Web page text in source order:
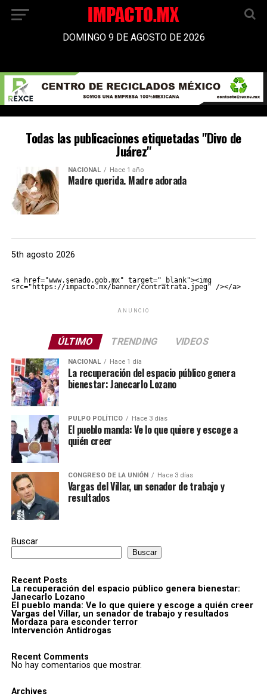
DOMINGO 9 DE AGOSTO DE 2026
Todas las publicaciones etiquetadas "Divo de
Juárez"
NACIONAL Hace 1 año
Madre querida. Madre adorada
5th agosto 2026
<a href="www.senado.gob.mx" target="_blank"><img
src="https://impacto.mx/banner/contratrata.jpeg" /></a>
ANUNCIO
ÚLTIMO TRENDING VIDEOS
NACIONAL Hace 1 día
La recuperación del espacio público genera
bienestar: Janecarlo Lozano
PULPO POLÍTICO Hace 3 días
El pueblo manda: Ve lo que quiere y escoge a
quién creer
CONGRESO DE LA UNIÓN Hace 3 días
Vargas del Villar, un senador de trabajo y
resultados
Buscar
Buscar
Recent Posts
La recuperación del espacio público genera bienestar:
Janecarlo Lozano
El pueblo manda: Ve lo que quiere y escoge a quién creer
Vargas del Villar, un senador de trabajo y resultados
Mordaza para esconder terror
Intervención Antidrogas
Recent Comments
No hay comentarios que mostrar.
Archives